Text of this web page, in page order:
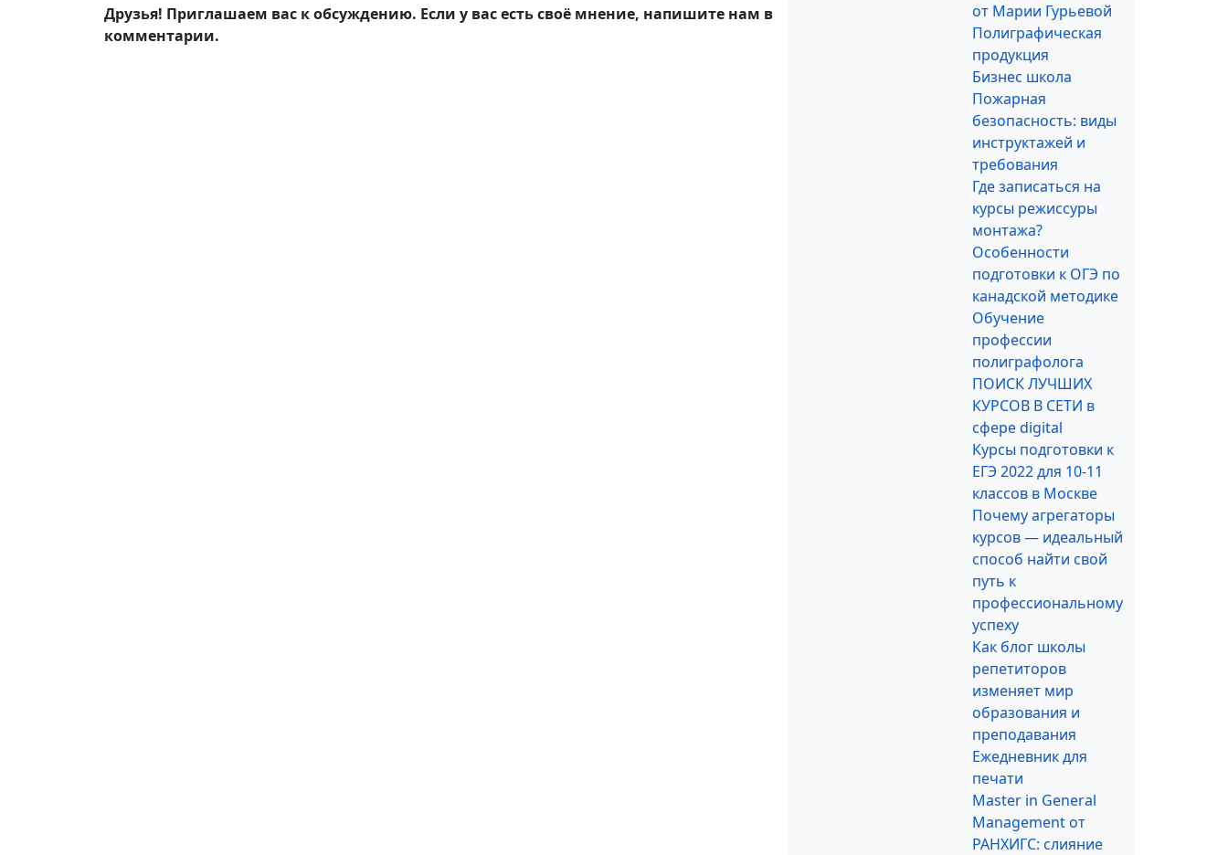
Друзья! Приглашаем вас к обсуждению. Если у вас есть своё мнение, напишите нам в
комментарии.
от Марии Гурьевой
Полиграфическая
продукция
Бизнес школа
Пожарная
безопасность: виды
инструктажей и
требования
Где записаться на
курсы режиссуры
монтажа?
Особенности
подготовки к ОГЭ по
канадской методике
Обучение
профессии
полиграфолога
ПОИСК ЛУЧШИХ
КУРСОВ В СЕТИ в
сфере digital
Курсы подготовки к
ЕГЭ 2022 для 10-11
классов в Москве
Почему агрегаторы
курсов — идеальный
способ найти свой
путь к
профессиональному
успеху
Как блог школы
репетиторов
изменяет мир
образования и
преподавания
Ежедневник для
печати
Master in General
Management от
РАНХИГС: слияние